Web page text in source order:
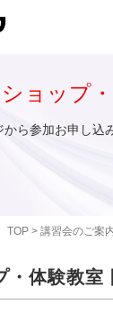
TOP> 講習会のご案
ョップ
から参加お申し込
・体験教室